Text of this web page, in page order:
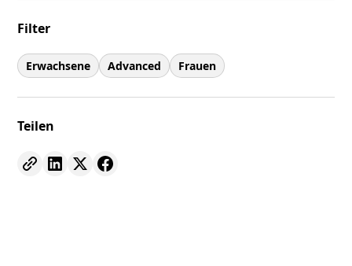
Filter
Erwachsene Advanced Frauen
Teilen